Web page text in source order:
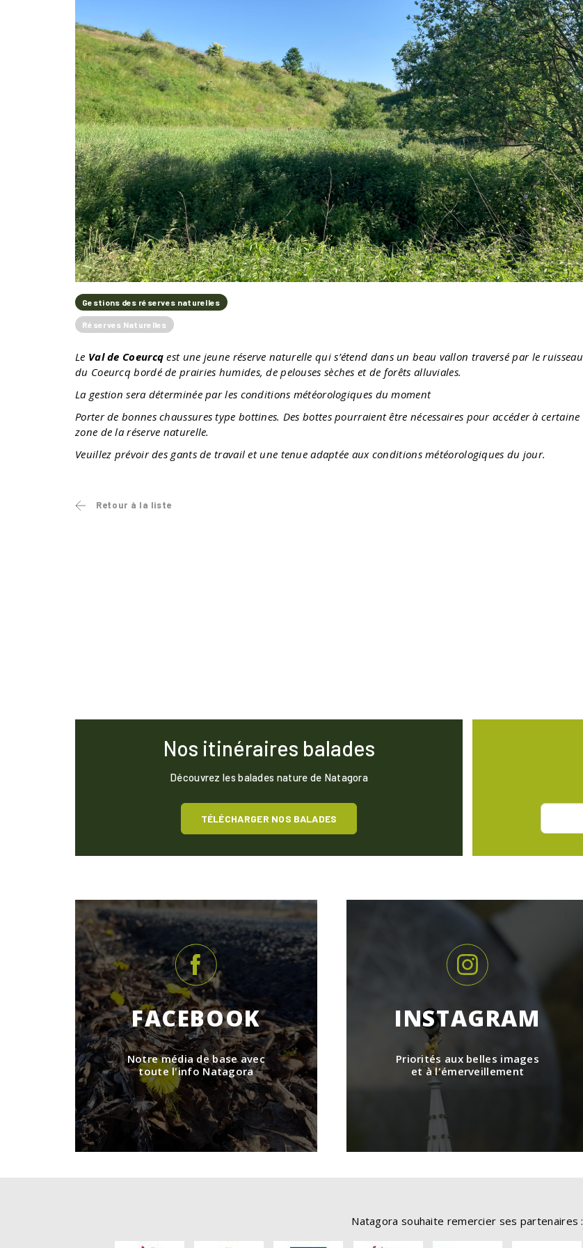
Gestions des réserves naturelles
Réserves Naturelles
Le Val de Coeurcq est une jeune réserve naturelle qui s’étend dans un beau vallon traversé par le ruisseau
du Coeurcq bordé de prairies humides, de pelouses sèches et de forêts alluviales.
La gestion sera déterminée par les conditions météorologiques du moment
Porter de bonnes chaussures type bottines. Des bottes pourraient être nécessaires pour accéder à certaine
zone de la réserve naturelle.
Veuillez prévoir des gants de travail et une tenue adaptée aux conditions météorologiques du jour.
Retour à la liste
Nos itinéraires balades
Découvrez les balades nature de Natagora
TÉLÉCHARGER NOS BALADES
FACEBOOK
Notre média de base avec
toute l'info Natagora
INSTAGRAM
Priorités aux belles images
et à l'émerveillement
Natagora souhaite remercier ses partenaires :